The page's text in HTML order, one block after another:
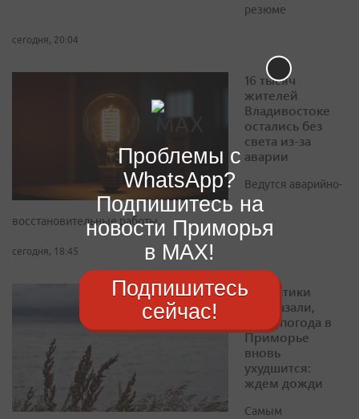
резюме
сегодня, 20:04
16 тысяч
жителей
Владивостоке
остались без
света из-за
аварии
Ведутся аварийно-
восстановительные работы.
сегодня, 18:45
Синоптики
рассказали,
когда погода в
Приморье
вновь
ухудшится:
ждем дожди
Самым
Проблемы с
WhatsApp?
Подпишитесь на
новости Приморья
в MAX!
Подпишитесь
сейчас!